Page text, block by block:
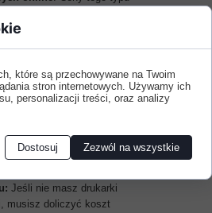
jest możliwość zrobienia
Jakość i zgodność zdjęcia z
zależą od jakości
przez Ciebie pliku. Jeśli
i stracisz czas.
Na gotowe odbitki w
Jeśli nie masz drukarki
musisz doliczyć koszt
które są przechowywane na Twoim
stron internetowych. Używamy ich
personalizacji treści, oraz analizy
Dostosuj Zezwól na wszystkie